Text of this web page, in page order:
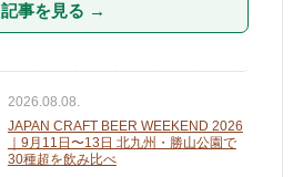
記事を見る →
2026.08.08.
JAPAN CRAFT BEER WEEKEND 2026
｜9月11日〜13日 北九州・勝山公園で
30種超を飲み比べ